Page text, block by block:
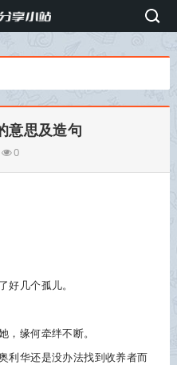
意思及造句
0
好几个孤儿。
，缘何牵绊不断。
利华还是没办法找到收养者而